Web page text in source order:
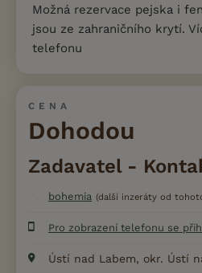
Možná rezervace pejska i
jsou ze zahraničního krytí.
telefonu
CENA
Dohodou
Zadavatel -
bohemia (další inzeráty od
Pro zobrazení telefonu se
Ústí nad Labem, okr. Ústí